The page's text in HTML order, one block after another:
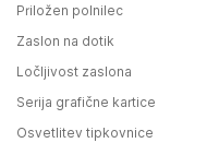
Priložen polnilec
Zaslon na dotik
Ločljivost zaslona
Serija grafične kartice
Osvetlitev tipkovnice